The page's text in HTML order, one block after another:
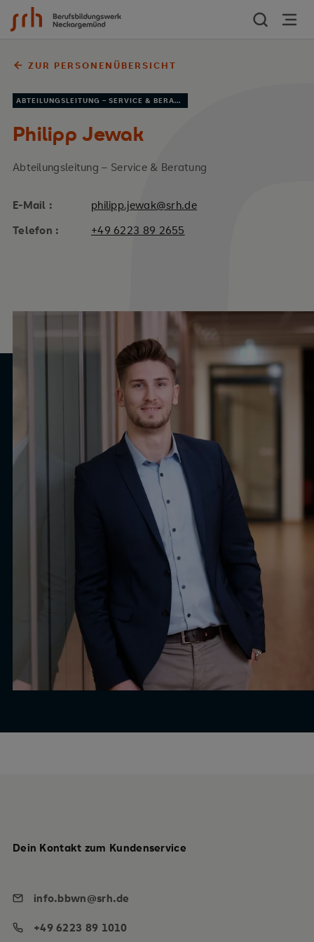
Zum Inhalt springen
ZUR PERSONENÜBERSICHT
ABTEILUNGSLEITUNG – SERVICE & BERATUNG
Philipp Jewak
Abteilungsleitung – Service & Beratung
E-Mail :
philipp.jewak@srh.de
Telefon :
+49 6223 89 2655
Dein Kontakt zum Kundenservice
info.bbwn@srh.de
+49 6223 89 1010